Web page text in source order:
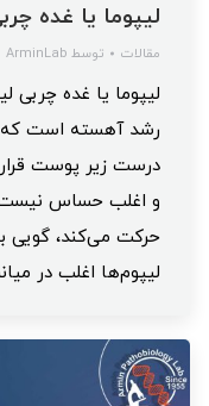
لیپوما یا غده
مقالات توسط ArminLab
لیپوما یا غده چربی
رشد آهسته است که
درست زیر پوست
و اغلب حساس
حرکت می‌کند، گویی
لیپوم‌ها اغلب در